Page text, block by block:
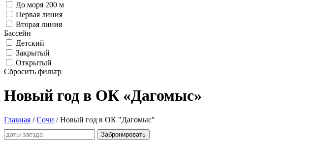
До моря 200 м
Первая линия
Вторая линия
Бассейн
Детский
Закрытый
Открытый
Сбросить фильтр
Новый год в ОК «Дагомыс»
Главная /Сочи / Новый год в ОК "Дагомыс"
Забронировать